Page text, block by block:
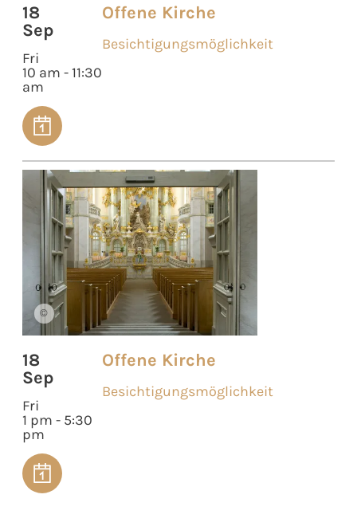
18
Sep
Fri
10 am - 11:30
am
Offene Kirche
Besichtigungsmöglichkeit
©
18
Sep
Fri
1 pm - 5:30
pm
Offene Kirche
Besichtigungsmöglichkeit